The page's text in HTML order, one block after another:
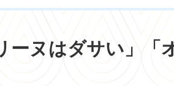
ーヌはダサい」「